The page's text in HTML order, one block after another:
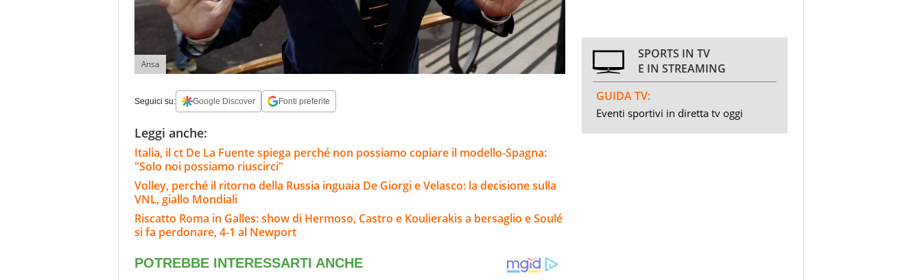
Ansa
Seguici su: Google Discover Fonti preferite
Leggi anche:
Italia, il ct De La Fuente spiega perché non possiamo copiare il modello-Spagna:
"Solo noi possiamo riuscirci"
Volley, perché il ritorno della Russia inguaia De Giorgi e Velasco: la decisione sulla
VNL, giallo Mondiali
Riscatto Roma in Galles: show di Hermoso, Castro e Koulierakis a bersaglio e Soulé
si fa perdonare, 4-1 al Newport
SPORTS IN TV
E IN STREAMING
GUIDA TV:
Eventi sportivi in diretta tv oggi